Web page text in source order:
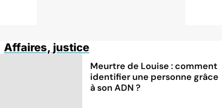
Affaires, justice
Meurtre de Louise : comment
identifier une personne grâce
à son ADN ?